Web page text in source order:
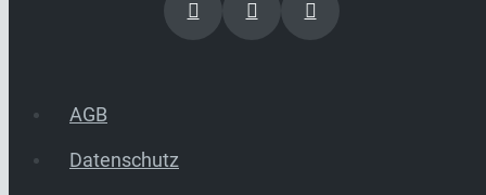
AGB
Datenschutz